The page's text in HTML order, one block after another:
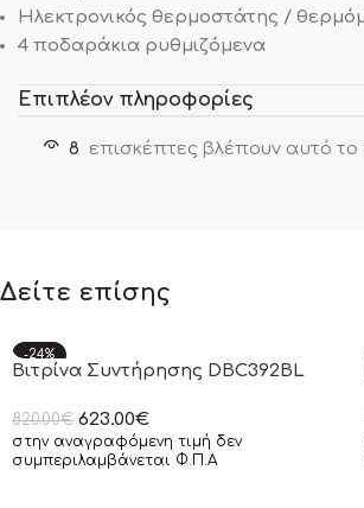
Ηλεκτρονικός θερμοστάτης /
4 ποδαράκια ρυθμιζόμενα
Επιπλέον πληροφορίες
8 επισκέπτες βλέπουν αυτό
Δείτε επίσης
-24%
Βιτρίνα Συντήρησης DBC392BL
820.00€ 623.00€
στην αναγραφόμενη τιμή δεν
συμπεριλαμβάνεται Φ.Π.Α